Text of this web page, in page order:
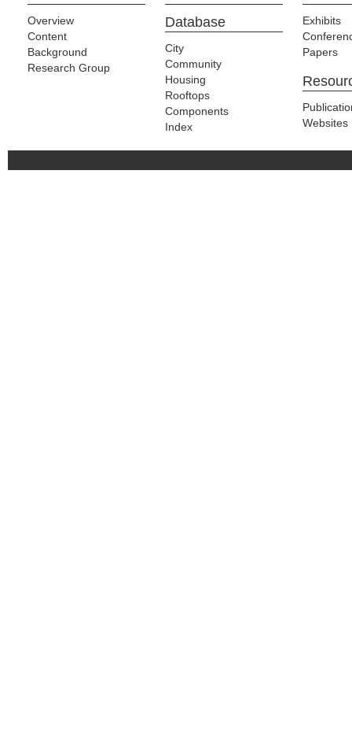
Overview
Content
Background
Research Group
Database
City
Community
Housing
Rooftops
Components
Index
Exhibits
Papers
Websites